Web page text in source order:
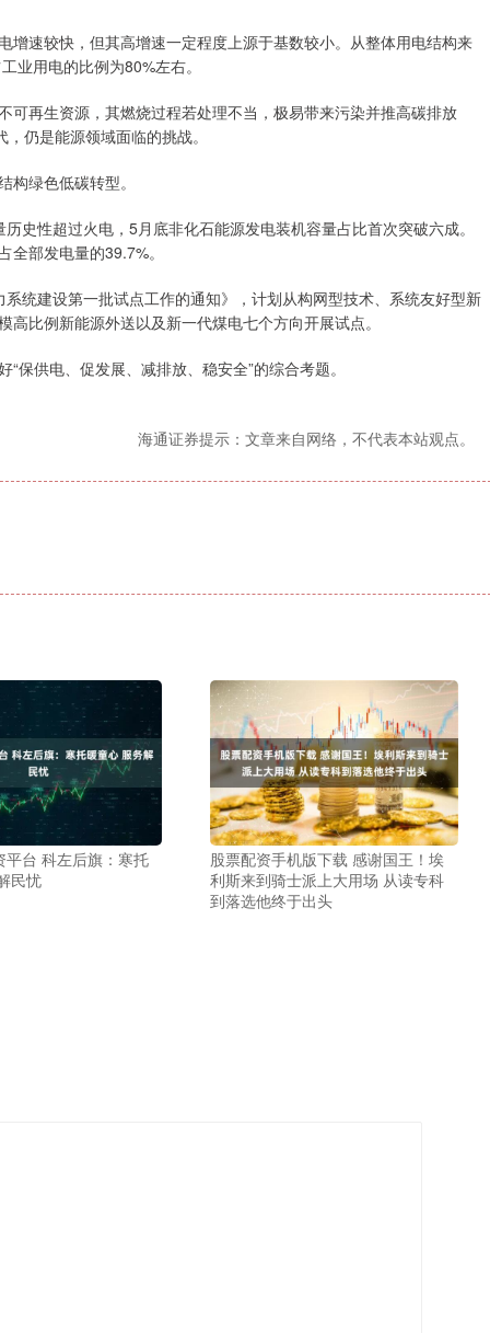
速较快，但其高增速一定程度上源于基数较小。从整体用电结构来
业用电的比例为80%左右。
再生资源，其燃烧过程若处理不当，极易带来污染并推高碳排放
仍是能源领域面临的挑战。
绿色低碳转型。
史性超过火电，5月底非化石能源发电装机容量占比首次突破六成。
部发电量的39.7%。
统建设第一批试点工作的通知》，计划从构网型技术、系统友好型新
比例新能源外送以及新一代煤电七个方向开展试点。
保供电、促发展、减排放、稳安全”的综合考题。
海通证券提示：文章来自网络，不代表本站观点。
平台 科左后旗：寒托
民忧
股票配资手机版下载 感谢国王！埃
利斯来到骑士派上大用场 从读专科
到落选他终于出头